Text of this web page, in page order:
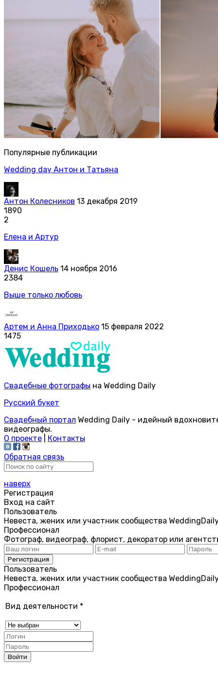
Популярные публикации
Wedding day Антон и Татьяна
Антон Колесников 13 декабря 2019
1890
2
Елена и Артур
Денис Кошель 14 ноября 2016
2384
Выше только любовь
Артем и Анна Приходько 15 февраля 2022
1475
Свадебные фотографы на Wedding Daily
Русский букет
Свадебный портал Wedding Daily - идейный
видеографы.
О проекте
Контакты
Обратная связь
наверх
Регистрация
Вход на сайт
Пользователь
Невеста, жених или участник сообщества
Профессионал
Фотограф, видеограф, флорист, декоратор или
Пользователь
Невеста, жених или участник сообщества
Профессионал
Вид деятельности *